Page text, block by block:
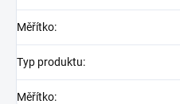
Měřítko:
Typ produktu:
Měřítko: